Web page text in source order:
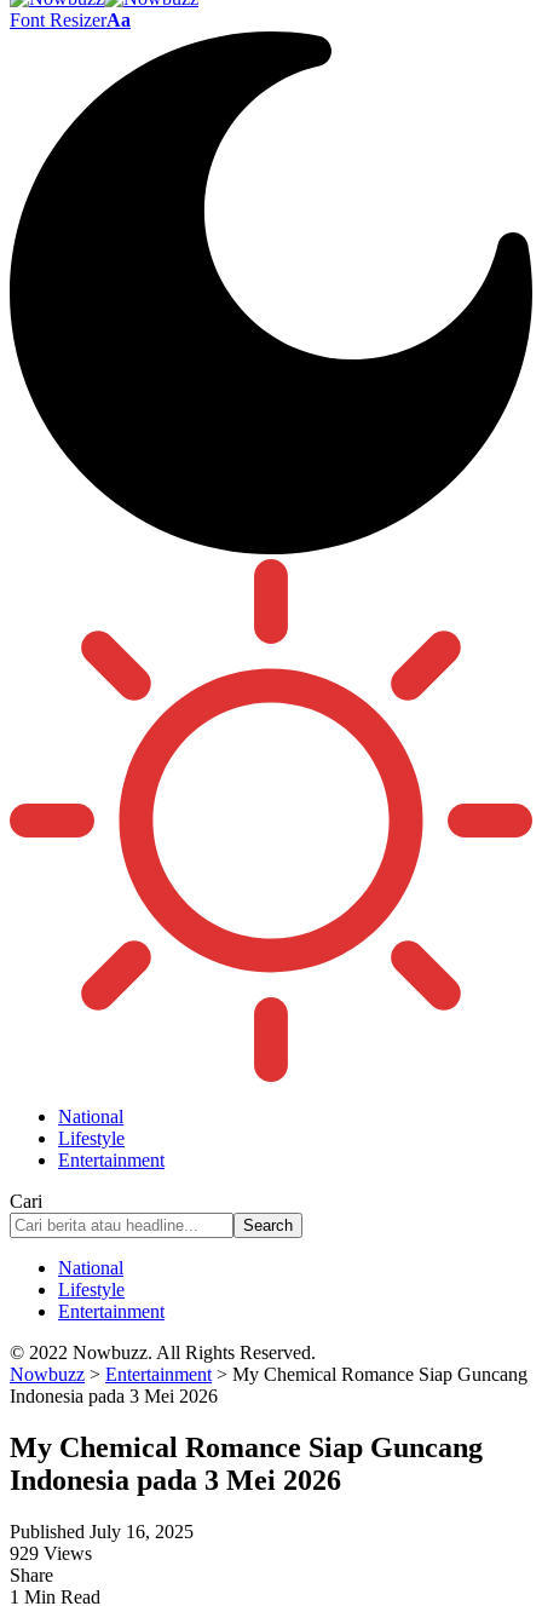
Font ResizerAa
National
Lifestyle
Entertainment
Cari
National
Lifestyle
Entertainment
© 2022 Nowbuzz. All Rights Reserved.
Nowbuzz > Entertainment > My Chemical Romance Siap Guncang
Indonesia pada 3 Mei 2026
My Chemical Romance Siap Guncang
Indonesia pada 3 Mei 2026
Published July 16, 2025
929 Views
Share
1 Min Read